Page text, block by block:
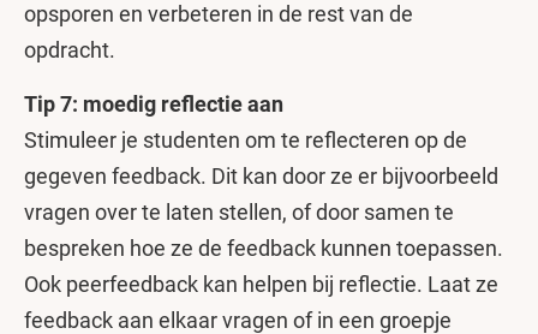
opsporen en verbeteren in de rest van de
opdracht.
Tip 7: moedig reflectie aan
Stimuleer je studenten om te reflecteren op de
gegeven feedback. Dit kan door ze er bijvoorbeeld
vragen over te laten stellen, of door samen te
bespreken hoe ze de feedback kunnen toepassen.
Ook peerfeedback kan helpen bij reflectie. Laat ze
feedback aan elkaar vragen of in een groepje